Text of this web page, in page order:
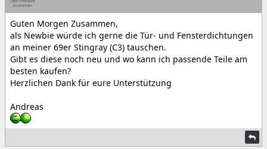
Guten Morgen Zusammen,
als Newbie würde ich gerne die Tür- und Fensterdichtungen
an meiner 69er Stingray (C3) tauschen.
Gibt es diese noch neu und wo kann ich passende Teile am
besten kaufen?
Herzlichen Dank für eure Unterstützung
Andreas